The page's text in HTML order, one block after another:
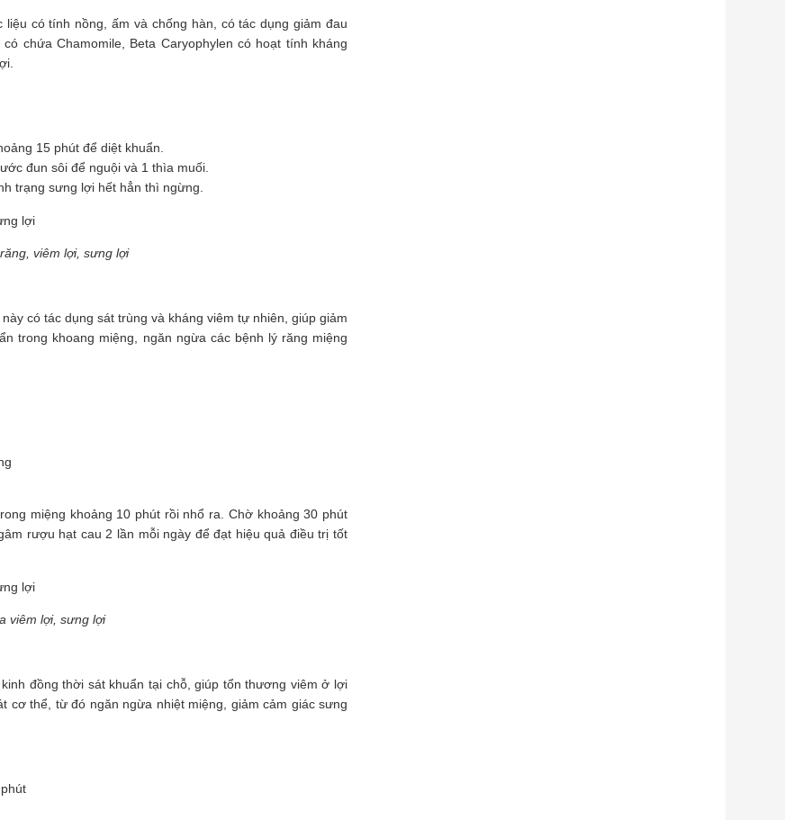
có tính nồng, ấm và chống hàn, có tác dụng giảm đau
chứa Chamomile, Beta Caryophylen có hoạt tính kháng
15 phút để diệt khuẩn.
đun sôi để nguội và 1 thìa muối.
trạng sưng lợi hết hẳn thì ngừng.
viêm lợi, sưng lợi
có tác dụng sát trùng và kháng viêm tự nhiên, giúp giảm
trong khoang miệng, ngăn ngừa các bệnh lý răng miệng
miệng khoảng 10 phút rồi nhổ ra. Chờ khoảng 30 phút
rượu hạt cau 2 lần mỗi ngày để đạt hiệu quả điều trị tốt
viêm lợi, sưng lợi
đồng thời sát khuẩn tại chỗ, giúp tổn thương viêm ở lợi
cơ thể, từ đó ngăn ngừa nhiệt miệng, giảm cảm giác sưng